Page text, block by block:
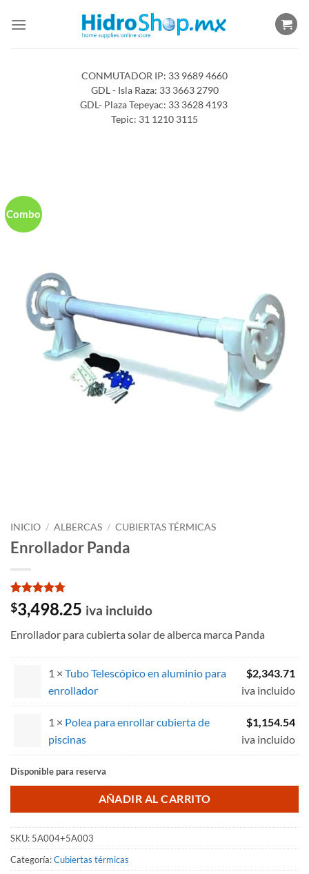
CONMUTADOR IP: 33 9689 4660
GDL - Isla Raza: 33 3663 2790
GDL- Plaza Tepeyac: 33 3628 4193
Tepic: 31 1210 3115
Combo
INICIO / ALBERCAS / CUBIERTAS TÉRMICAS
Enrollador Panda
Valorado
con4.76
base a
17
de clientes
$3,498.25 iva incluido
Enrollador para cubierta solar de alberca marca Panda
1 × Tubo Telescópico en aluminio para
enrollador
$2,343.71
iva incluido
1 × Polea para enrollar cubierta de
piscinas
$1,154.54
iva incluido
Disponible para reserva
AÑADIR AL CARRITO
SKU: 5A004+5A003
Categoría:Cubiertas térmicas